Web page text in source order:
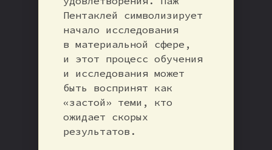
Пентаклей символизирует
начало исследования
в материальной сфере,
и этот процесс обучения
и исследования может
быть воспринят как
«застой» теми, кто
ожидает скорых
результатов.